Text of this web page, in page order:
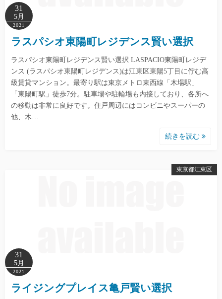
31
5月
2021
ラスパシオ東陽町レジデンス賢い選択
ラスパシオ東陽町レジデンス賢い選択 LASPACIO東陽町レジデ
ンス (ラスパシオ東陽町レジデンス)は江東区東陽5丁目に佇む高
級賃貸マンション。最寄り駅は東京メトロ東西線「木場駅」
「東陽町駅」徒歩7分。駐車場や駐輪場も内接しており、各所へ
の移動は非常に良好です。住戸周辺にはコンビニやスーパーの
他、木…
続きを読む
東京都江東区
31
5月
2021
ライジングプレイス亀戸賢い選択